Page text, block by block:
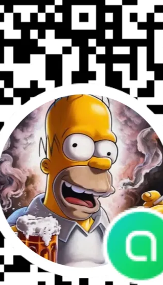
加入最愛
規格說明
，附ARRAY CASE眼鏡盒